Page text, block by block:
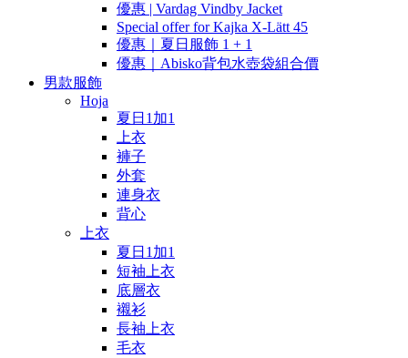
優惠 | Vardag Vindby Jacket
Special offer for Kajka X-Lätt 45
優惠｜夏日服飾 1 + 1
優惠｜Abisko背包水壺袋組合價
男款服飾
Hoja
夏日1加1
上衣
褲子
外套
連身衣
背心
上衣
夏日1加1
短袖上衣
底層衣
襯衫
長袖上衣
毛衣